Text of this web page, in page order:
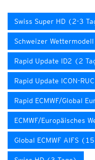
Swiss Super HD (2-3
Schweizer
Rapid Update ID2 (2
Rapid Update ICON-
Rapid ECMWF/Global
ECMWF/Europäisches
Global ECMWF AIFS